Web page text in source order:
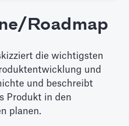
Roadmap
die wichtigsten
und
und beschreibt
Produkt in den
planen.